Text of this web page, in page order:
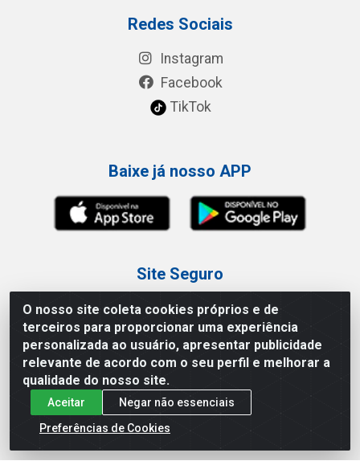
O nosso site coleta cookies próprios e de
terceiros para proporcionar uma experiência
personalizada ao usuário, apresentar publicidade
relevante de acordo com o seu perfil e melhorar a
qualidade do nosso site.
Aceitar
Negar não essenciais
Preferências de Cookies
Redes Sociais
Instagram
Facebook
TikTok
Baixe já nosso APP
Site Seguro
Loja / Showroom
Tel.: (11) 3227-0546
Av Vautier, 587/597 - Pari - São Paulo/SP